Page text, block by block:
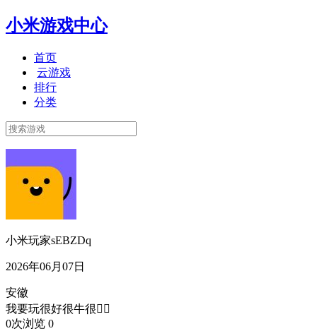
小米游戏中心
首页
云游戏
排行
分类
小米玩家sEBZDq
2026年06月07日
安徽
我要玩很好很牛很👍🏻
0次浏览 0